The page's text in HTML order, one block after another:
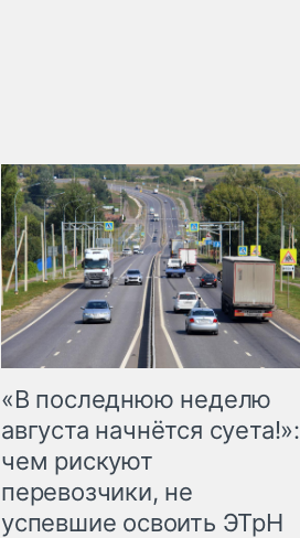
«В последнюю неделю
августа начнётся суета!»:
чем рискуют
перевозчики, не
успевшие освоить ЭТрН